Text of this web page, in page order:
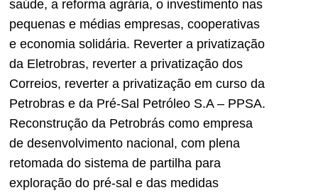
saúde, a reforma agrária, o investimento nas
pequenas e médias empresas, cooperativas
e economia solidária. Reverter a privatização
da Eletrobras, reverter a privatização dos
Correios, reverter a privatização em curso da
Petrobras e da Pré-Sal Petróleo S.A – PPSA.
Reconstrução da Petrobrás como empresa
de desenvolvimento nacional, com plena
retomada do sistema de partilha para
exploração do pré-sal e das medidas